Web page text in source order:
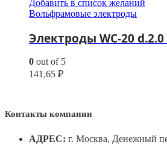
Добавить в список желаний
Вольфрамовые электроды
Электроды WС-20
0 out of 5
141,65 ₽
Контакты компании
АДРЕС: г. Москва, Денежный